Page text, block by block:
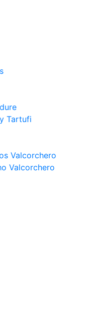
Tartufi
Valcorchero
Valcorchero